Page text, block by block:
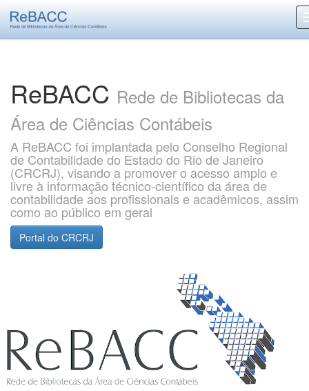
ReBACC Rede de Bibliotecas da
Área de Ciências Contábeis
A ReBACC foi implantada pelo Conselho Regional
de Contabilidade do Estado do Rio de Janeiro
(CRCRJ), visando a promover o acesso amplo e
livre à informação técnico-científico da área de
contabilidade aos profissionais e acadêmicos, assim
como ao público em geral
Portal do CRCRJ